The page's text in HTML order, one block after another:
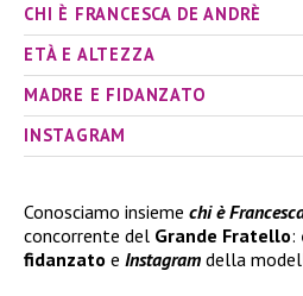
CHI È FRANCESCA DE ANDRÈ
ETÀ E ALTEZZA
MADRE E FIDANZATO
INSTAGRAM
Conosciamo insieme chi è
concorrente del Grande Fratello:
fidanzato e Instagram della